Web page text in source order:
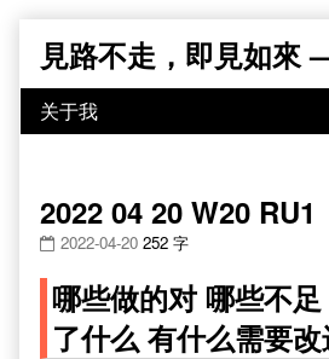
content
見路不走，即見如來
2022 04 20 W20 RU1
2022-04-20 252 字
哪些做的对 哪些不
了什么 有什么需要